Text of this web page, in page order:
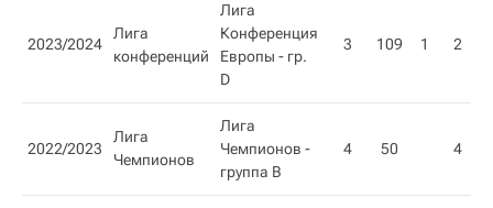
2023/2024
Лига
конференций
Лига
Конференция
Европы - гр.
D
3 109 1 2
2022/2023
Лига
Чемпионов
Лига
Чемпионов -
группа B
4 50 4